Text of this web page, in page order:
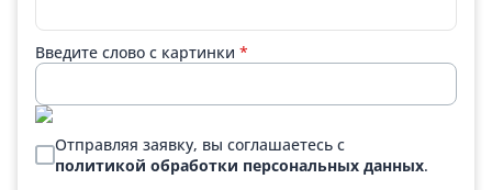
Введите слово с картинки *
Отправляя заявку, вы соглашаетесь с
политикой обработки персональных данных.